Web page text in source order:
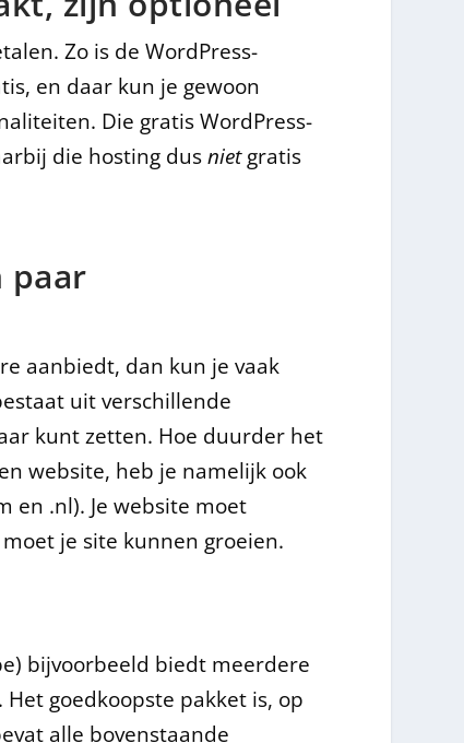
Zo is de WordPress-
en daar kun je gewoon
Die gratis WordPress-
die hosting dusnietgratis
paar
aanbiedt, dan kun je vaak
uit verschillende
kunt zetten. Hoe duurder het
website, heb je namelijk ook
en .nl). Je website moet
je site kunnen groeien.
bijvoorbeeld biedt meerdere
goedkoopste pakket is, op
alle bovenstaande